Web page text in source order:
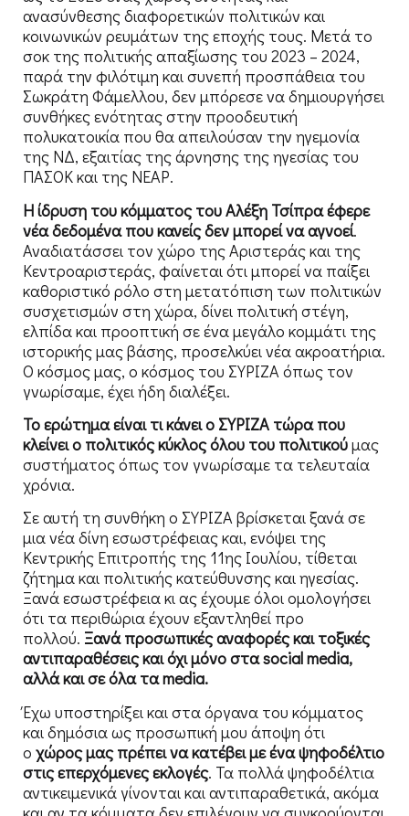
ανασύνθεσης διαφορετικών πολιτικών και
κοινωνικών ρευμάτων της εποχής τους. Μετά το
σοκ της πολιτικής απαξίωσης του 2023 – 2024,
παρά την φιλότιμη και συνεπή προσπάθεια του
Σωκράτη Φάμελλου, δεν μπόρεσε να δημιουργήσει
συνθήκες ενότητας στην προοδευτική
πολυκατοικία που θα απειλούσαν την ηγεμονία
της ΝΔ, εξαιτίας της άρνησης της ηγεσίας του
ΠΑΣΟΚ και της ΝΕΑΡ.
Η ίδρυση του κόμματος του Αλέξη Τσίπρα έφερε
νέα δεδομένα που κανείς δεν μπορεί να αγνοεί.
Αναδιατάσσει τον χώρο της Αριστεράς και της
Κεντροαριστεράς, φαίνεται ότι μπορεί να παίξει
καθοριστικό ρόλο στη μετατόπιση των πολιτικών
συσχετισμών στη χώρα, δίνει πολιτική στέγη,
ελπίδα και προοπτική σε ένα μεγάλο κομμάτι της
ιστορικής μας βάσης, προσελκύει νέα ακροατήρια.
Ο κόσμος μας, ο κόσμος του ΣΥΡΙΖΑ όπως τον
γνωρίσαμε, έχει ήδη διαλέξει.
Το ερώτημα είναι τι κάνει ο ΣΥΡΙΖΑ τώρα που
κλείνει ο πολιτικός κύκλος όλου του πολιτικούμας
συστήματος όπως τον γνωρίσαμε τα τελευταία
χρόνια.
Σε αυτή τη συνθήκη ο ΣΥΡΙΖΑ βρίσκεται ξανά σε
μια νέα δίνη εσωστρέφειας και, ενόψει της
Κεντρικής Επιτροπής της 11ης Ιουλίου, τίθεται
ζήτημα και πολιτικής κατεύθυνσης και ηγεσίας.
Ξανά εσωστρέφεια κι ας έχουμε όλοι ομολογήσει
ότι τα περιθώρια έχουν εξαντληθεί προ
πολλού. Ξανά προσωπικές αναφορές και τοξικές
αντιπαραθέσεις και όχι μόνο στα social media,
αλλά και σε όλα τα media.
Έχω υποστηρίξει και στα όργανα του κόμματος
και δημόσια ως προσωπική μου άποψη ότι
ο χώρος μας πρέπει να κατέβει με ένα ψηφοδέλτιο
στις επερχόμενες εκλογές. Τα πολλά ψηφοδέλτια
αντικειμενικά γίνονται και αντιπαραθετικά, ακόμα